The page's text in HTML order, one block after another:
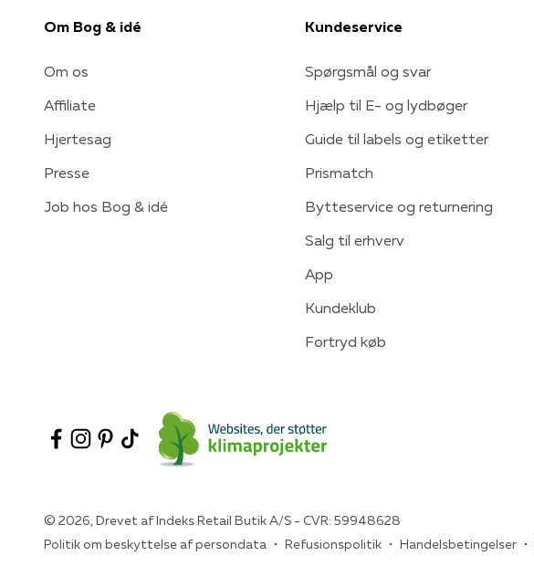
Om Bog & idé
Om os
Affiliate
Hjertesag
Presse
Job hos Bog & idé
Kundeservice
Spørgsmål og svar
Hjælp til E- og lydbøger
Guide til labels og etiketter
Prismatch
Bytteservice og returnering
Salg til erhverv
App
Kundeklub
Fortryd køb
© 2026, Drevet af Indeks Retail Butik A/S - CVR: 59948628
Politik om beskyttelse af persondata
Refusionspolitik Handelsbetingelser